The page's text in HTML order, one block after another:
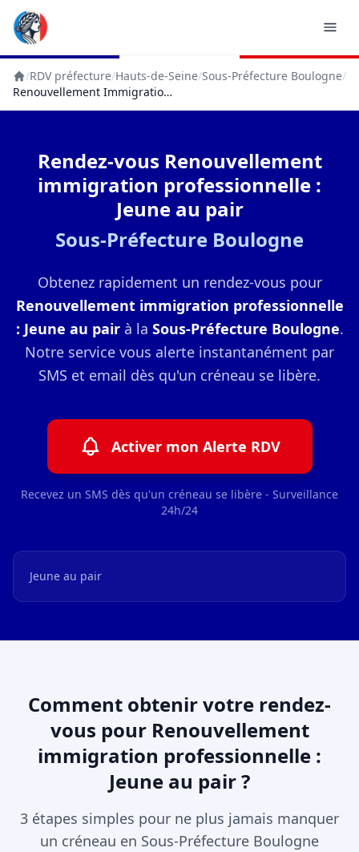
Accueil
/RDV préfecture/Hauts-de-Seine/Sous-Préfecture Boulogne/
Renouvellement Immigration Professionnelle : Jeune Au Pair
Rendez-vous Renouvellement
immigration professionnelle :
Jeune au pair
Sous-Préfecture Boulogne
Obtenez rapidement un rendez-vous pour
Renouvellement immigration professionnelle
: Jeune au pairà la Sous-Préfecture Boulogne.
Notre service vous alerte instantanément par
SMS et email dès qu'un créneau se libère.
Activer mon Alerte RDV
Recevez un SMS dès qu'un créneau se libère - Surveillance
24h/24
Jeune au pair
Comment obtenir votre rendez-
vous pour Renouvellement
immigration professionnelle :
Jeune au pair ?
3 étapes simples pour ne plus jamais manquer
un créneau en Sous-Préfecture Boulogne